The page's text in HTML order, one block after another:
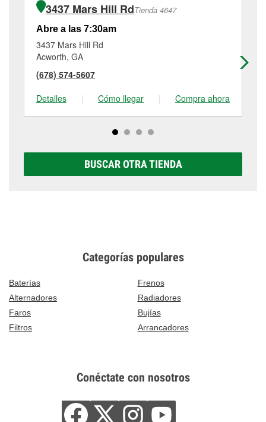
3437 Mars Hill RdTienda 4647
Abre a las 7:30am
3437 Mars Hill Rd
Acworth, GA
(678) 574-5607
Detalles
| Cómo llegar | Compra ahora
BUSCAR OTRA TIENDA
Categorías populares
Baterías
Frenos
Alternadores
Radiadores
Faros
Bujías
Filtros
Arrancadores
Conéctate con nosotros